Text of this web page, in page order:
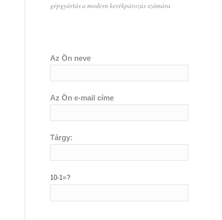
gépgyártás a modern kerékpározás számára
Az Ön neve
Az Ön e-mail címe
Tárgy:
10-1=?